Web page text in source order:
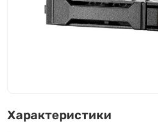
Характеристики